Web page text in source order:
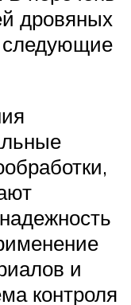
дровяных
и
контроля